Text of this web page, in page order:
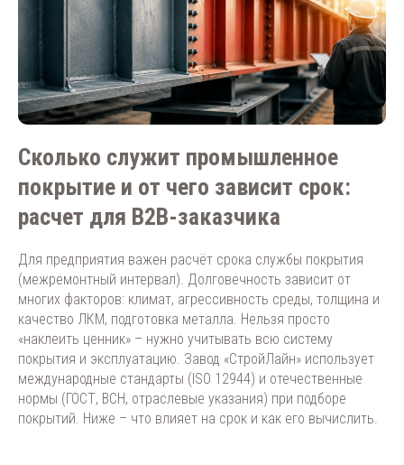
Сколько служит промышленное
покрытие и от чего зависит срок:
расчет для B2B-заказчика
Для предприятия важен расчёт срока службы покрытия
(межремонтный интервал). Долговечность зависит от
многих факторов: климат, агрессивность среды, толщина и
качество ЛКМ, подготовка металла. Нельзя просто
«наклеить ценник» – нужно учитывать всю систему
покрытия и эксплуатацию. Завод «СтройЛайн» использует
международные стандарты (ISO 12944) и отечественные
нормы (ГОСТ, ВСН, отраслевые указания) при подборе
покрытий. Ниже – что влияет на срок и как его вычислить.